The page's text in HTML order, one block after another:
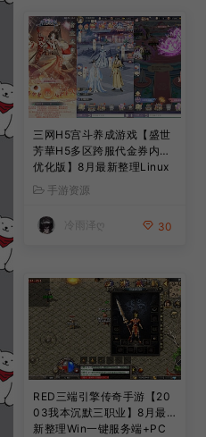
三网H5宫斗养成游戏【盛世
芳華H5多区跨服代金券内购
优化版】8月最新整理Linux
手工服务端+CDK授权后台
+全资源安卓+详细搭建教程
+视频教程
手游资源
冷雨泽ღ 30
RED三端引擎传奇手游【20
03我本沉默三职业】8月最
新整理Win一键服务端+PC